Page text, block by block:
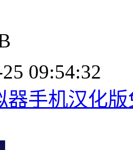
09:54:32
器手机汉化